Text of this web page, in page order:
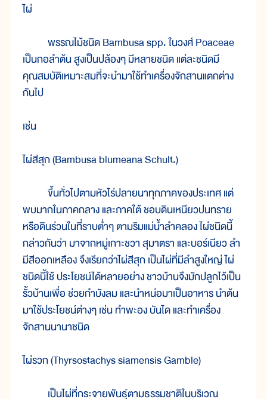
ไผ่
พรรณไม้ชนิด Bambusa spp. ในวงศ์ Poaceae
เป็นกอลำต้น สูงเป็นปล้องๆ มีหลายชนิด แต่ละชนิดมี
คุณสมบัติเหมาะสมที่จะนำมาใช้ทำเครื่องจักสานแตกต่าง
กันไป
เช่น
ไผ่สีสุก (Bambusa blumeana Schult.)
ขึ้นทั่วไปตามหัวไร่ปลายนาทุกภาคของประเทศ แต่
พบมากในภาคกลาง และภาคใต้ ชอบดินเหนียวปนทราย
หรือดินร่วนในที่ราบต่ำๆ ตามริมแม่น้ำลำคลอง ไผ่ชนิดนี้
กล่าวกันว่า มาจากหมู่เกาะชวา สุมาตรา และบอร์เนียว ลำ
มีสีออกเหลือง จึงเรียกว่าไผ่สีสุก เป็นไผ่ที่มีลำสูงใหญ่ ไผ่
ชนิดนี้ใช้ ประโยชน์ได้หลายอย่าง ชาวบ้านจึงมักปลูกไว้เป็น
รั้วบ้านเพื่อ ช่วยกำบังลม และนำหน่อมาเป็นอาหาร นำต้น
มาใช้ประโยชน์ต่างๆ เช่น ทำพะอง บันได และทำเครื่อง
จักสานนานาชนิด
ไผ่รวก (Thyrsostachys siamensis Gamble)
เป็นไผ่ที่กระจายพันธุ์ตามธรรมชาติในบริเวณ